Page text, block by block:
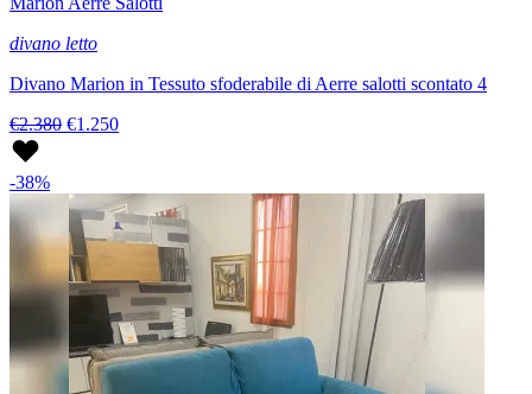
divano letto
Divano Marion in Tessuto sfoderabile di Aerre salotti scontato 4
€2.380 €1.250
-38%